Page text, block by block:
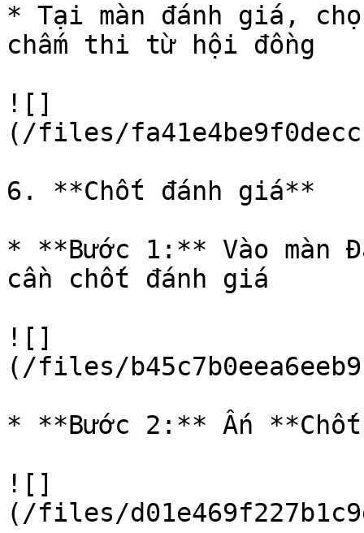
* Tại màn đánh giá,
chấm thi từ hội đồng
![]
(/files/
6. **Chốt đánh giá**
* **Bước 1:** Vào màn
cần chốt đánh giá
![]
(/files/
* **Bước 2:** Ấn
![]
(/files/